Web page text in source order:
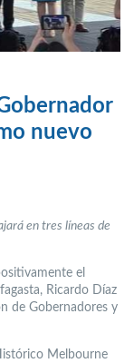
nuevo
en tres líneas de
el
Ricardo Díaz
de Gobernadores y
Melbourne